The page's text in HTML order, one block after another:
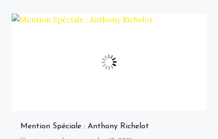
Mention Spéciale : Anthony Richelot